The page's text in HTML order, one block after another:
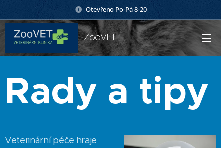
Otevřeno Po-Pá 8-20
ZooVET
Rady a tipy
Veterinární péče hraje